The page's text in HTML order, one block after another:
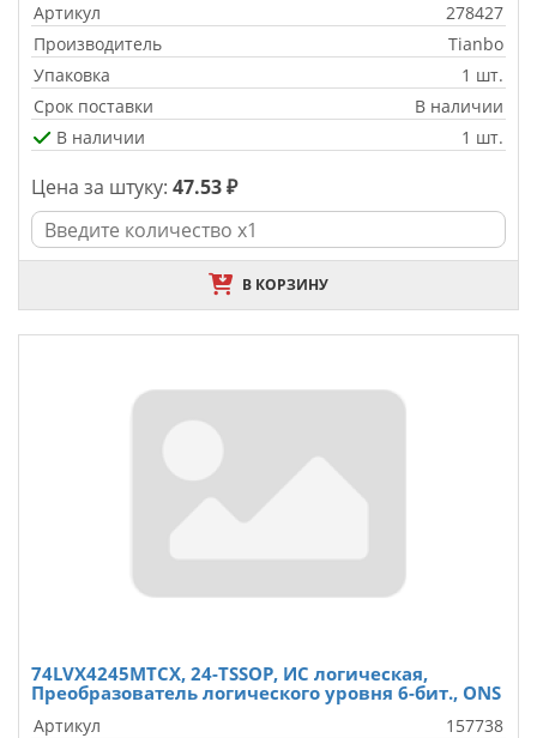
Артикул
278427
Производитель
Tianbo
Упаковка
1 шт.
Срок поставки
В наличии
В наличии
1 шт.
Цена за штуку: 47.53 ₽
В КОРЗИНУ
74LVX4245MTCX, 24-TSSOP, ИС логическая,
Преобразователь логического уровня 6-бит., ONS
Артикул
157738